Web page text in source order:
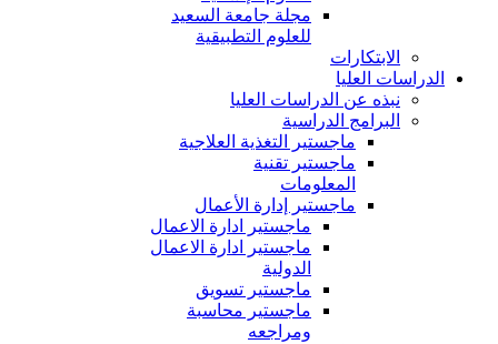
مجلة جامعة السعيد
للعلوم التطبيقية
الابتكارات
الدراسات العليا
نبذه عن الدراسات العليا
البرامج الدراسية
ماجستير التغذية العلاجية
ماجستير تقنية
المعلومات
ماجستير إدارة الأعمال
ماجستير ادارة الاعمال
ماجستير ادارة الاعمال
الدولية
ماجستير تسويق
ماجستير محاسبة
ومراجعه